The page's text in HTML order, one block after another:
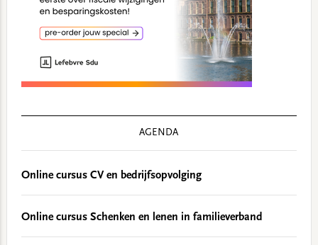
AGENDA
Online cursus CV en bedrijfsopvolging
Online cursus Schenken en lenen in familieverband